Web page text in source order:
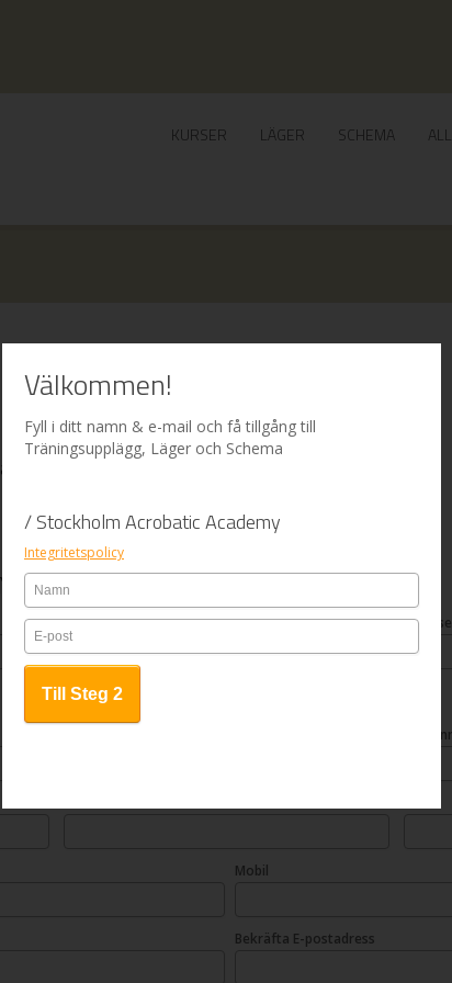
KURSER LÄGER SCHEMA
Efternamn
Mobil
Bekräfta E-postadress
Välkommen!
Fyll i ditt namn & e-mail och få tillgång till
Träningsupplägg, Läger och Schema
/ Stockholm Acrobatic Academy
Integritetspolicy